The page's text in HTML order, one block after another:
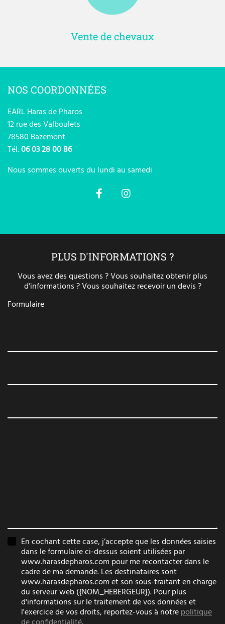
Vente de chevaux
NOS COORDONNÉES
EARL Haras de Pharos
12 rue des Valboulets
78580 Bazemont
Tél.06 03 28 00 86
Nous sommes ouverts du lundi au samedi
PLUS D'INFORMATIONS ?
Vous avez des questions ? Vous souhaitez obtenir plus
d'informations ? Vous souhaitez recevoir un devis ?
Formulaire
En cochant cette case, j’accepte que les données saisies
dans le formulaire ci-dessus soient utilisées par
www.harasdepharos.com pour me recontacter dans le
cadre de ma demande. Les destinataires sont
www.harasdepharos.com et son sous-traitant en charge
du serveur web ({NOM_HEBERGEUR}). Pour plus
d'informations sur le traitement de vos données et
l'exercice de vos droits, reportez-vous à notrepolitique